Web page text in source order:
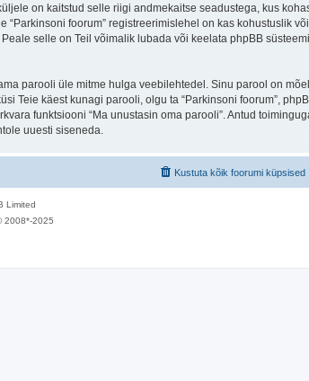
on kaitstud selle riigi andmekaitse seadustega, kus
foorum” registreerimislehel on kas kohustuslik
selle on Teil võimalik lubada või keelata phpBB
parooli üle mitme hulga veebilehtedel. Sinu parool on
Teie käest kunagi parooli, olgu ta “Parkinsoni foorum”,
funktsiooni “Ma unustasin oma parooli”. Antud
uuesti siseneda.
Kustuta kõik foorumi küpsised
Limited
2008*-2025